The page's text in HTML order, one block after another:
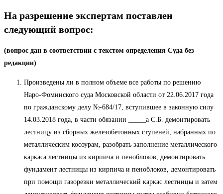
На разрешение экспертам поставлен
следующий вопрос:
(вопрос дан в соответствии с текстом определения Суда без
редакции)
Произведены ли в полном объеме все работы по решению
Наро-Фоминского суда Московской области от 22.06.2017 года
по гражданскому делу №-684/17, вступившее в законную силу
14.03.2018 года, в части обязании _____а С.Б. демонтировать
лестницу из сборных железобетонных ступеней, набранных по
металлическим косоурам, разобрать заполнение металлического
каркаса лестницы из кирпича и пеноблоков, демонтировать
фундамент лестницы из кирпича и пеноблоков, демонтировать
при помощи газорезки металлический каркас лестницы и затем